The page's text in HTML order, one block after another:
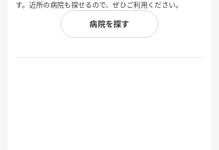
す。近所の病院も探せるので、ぜひご利用ください。
病院を探す